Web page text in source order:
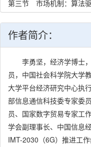
第三节 市场机制：算法
第二章 算法驱动的经济
第一节 商业模式大变身
第二节 数据：算法经济的
第三章 算法赋能百业：
第一节 算法与创新创业
第二节 算法与产业经济
作者简介：
李勇坚，经济学博士，
员，中国社会科学院大学
大学平台经济研究中心执
部信息通信科技委专家委
员、国家数字贸易专家工
学会副理事长、中国信息
IMT-2030（6G）推进工